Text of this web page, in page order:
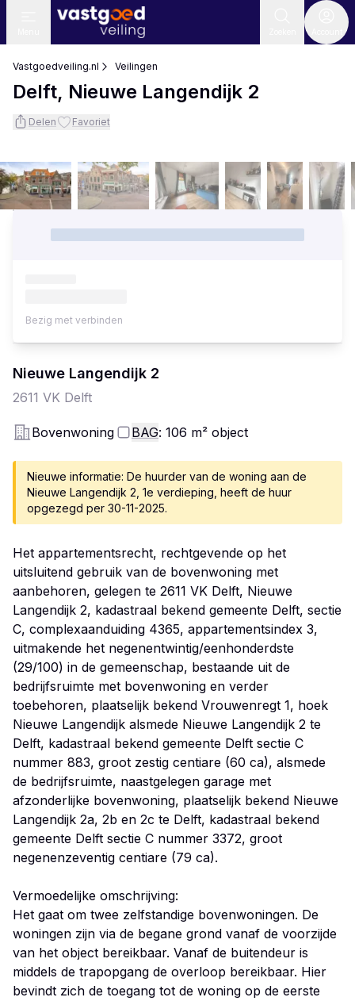
Vastgoedveiling.nl Veilingen
Delft, Nieuwe Langendijk 2
Delen Favoriet
Nieuwe Langendijk 2
2611 VK Delft
Bovenwoning BAG: 106 m² object
Nieuwe informatie: De huurder van de woning aan de
Nieuwe Langendijk 2, 1e verdieping, heeft de huur
opgezegd per 30-11-2025.
Het appartementsrecht, rechtgevende op het
uitsluitend gebruik van de bovenwoning met
aanbehoren, gelegen te 2611 VK Delft, Nieuwe
Langendijk 2, kadastraal bekend gemeente Delft, sectie
C, complexaanduiding 4365, appartementsindex 3,
uitmakende het negenentwintig/eenhonderdste
(29/100) in de gemeenschap, bestaande uit de
bedrijfsruimte met bovenwoning en verder
toebehoren, plaatselijk bekend Vrouwenregt 1, hoek
Nieuwe Langendijk alsmede Nieuwe Langendijk 2 te
Delft, kadastraal bekend gemeente Delft sectie C
nummer 883, groot zestig centiare (60 ca), alsmede
de bedrijfsruimte, naastgelegen garage met
afzonderlijke bovenwoning, plaatselijk bekend Nieuwe
Langendijk 2a, 2b en 2c te Delft, kadastraal bekend
gemeente Delft sectie C nummer 3372, groot
negenenzeventig centiare (79 ca).
Vermoedelijke omschrijving:
Het gaat om twee zelfstandige bovenwoningen. De
woningen zijn via de begane grond vanaf de voorzijde
van het object bereikbaar. Vanaf de buitendeur is
middels de trapopgang de overloop bereikbaar. Hier
bevindt zich de toegang tot de woning op de eerste
Bezig met verbinden